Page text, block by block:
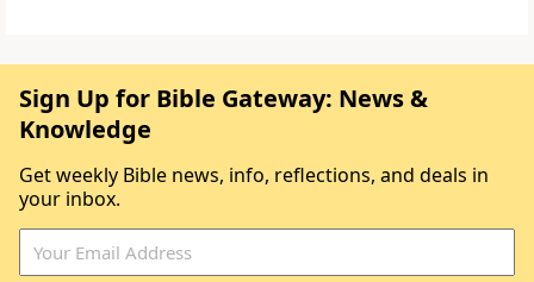
Sign Up for Bible Gateway: News &
Knowledge
Get weekly Bible news, info, reflections, and deals in
your inbox.